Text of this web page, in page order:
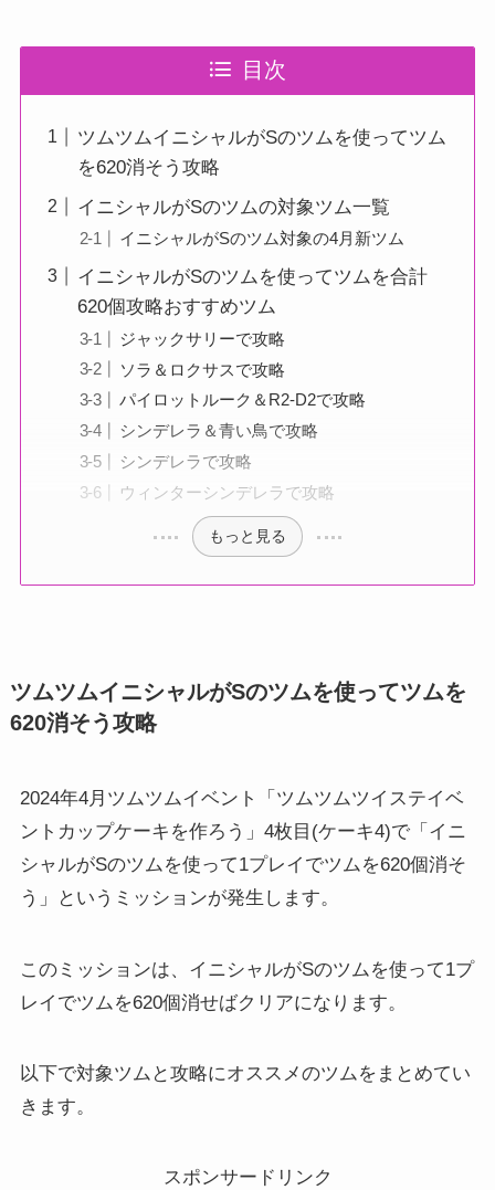
目次
ツムツムイニシャルがSのツムを使ってツム
を620消そう攻略
イニシャルがSのツムの対象ツム一覧
イニシャルがSのツム対象の4月新ツム
イニシャルがSのツムを使ってツムを合計
620個攻略おすすめツム
ジャックサリーで攻略
ソラ＆ロクサスで攻略
パイロットルーク＆R2-D2で攻略
シンデレラ＆青い鳥で攻略
シンデレラで攻略
ウィンターシンデレラで攻略
もっと見る
ツムツムイニシャルがSのツムを使ってツムを
620消そう攻略
2024年4月ツムツムイベント「ツムツムツイステイベ
ントカップケーキを作ろう」4枚目(ケーキ4)で「イニ
シャルがSのツムを使って1プレイでツムを620個消そ
う」というミッションが発生します。
このミッションは、イニシャルがSのツムを使って1プ
レイでツムを620個消せばクリアになります。
以下で対象ツムと攻略にオススメのツムをまとめてい
きます。
スポンサードリンク